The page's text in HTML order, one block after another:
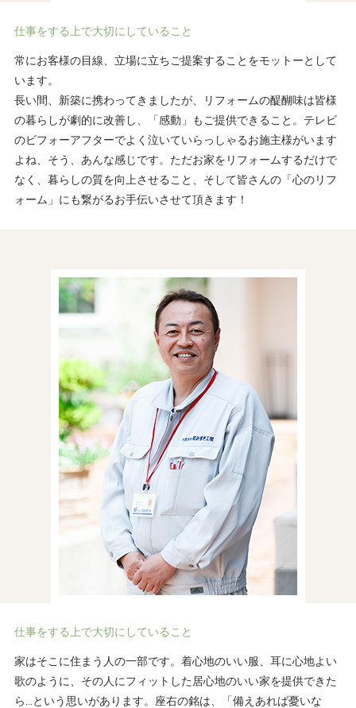
仕事をする上で大切にしていること
常にお客様の目線、立場に立ちご提案することをモットーとして
います。
長い間、新築に携わってきましたが、リフォームの醍醐味は皆様
の暮らしが劇的に改善し、「感動」もご提供できること。テレビ
のビフォーアフターでよく泣いていらっしゃるお施主様がいます
よね、そう、あんな感じです。ただお家をリフォームするだけで
なく、暮らしの質を向上させること、そして皆さんの「心のリフ
ォーム」にも繋がるお手伝いさせて頂きます！
仕事をする上で大切にしていること
家はそこに住まう人の一部です。着心地のいい服、耳に心地よい
歌のように、その人にフィットした居心地のいい家を提供できた
ら…という思いがあります。座右の銘は、「備えあれば憂いな